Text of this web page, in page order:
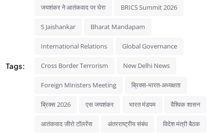
Tags:
जयशंकर ने आतंकवाद पर घेरा BRICS Summit 2026
S Jaishankar Bharat Mandapam
International Relations Global Governance
Cross Border Terrorism New Delhi News
Foreign Ministers Meeting ब्रिक्स-भारत-अध्यक्षता
ब्रिक्स 2026 एस जयशंकर भारत मंडपम वैश्विक शासन
आतंकवाद जीरो टॉलरेंस अंतरराष्ट्रीय संबंध विदेश मंत्री बैठक